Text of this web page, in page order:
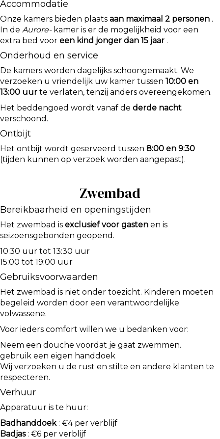
Accommodatie
Onze kamers bieden plaats aan maximaal 2 personen .
In de Aurore-kamer is er de mogelijkheid voor een
extra bed voor een kind jonger dan 15 jaar .
Onderhoud en service
De kamers worden dagelijks schoongemaakt. We
verzoeken u vriendelijk uw kamer tussen 10:00 en
13:00 uur te verlaten, tenzij anders overeengekomen.
Het beddengoed wordt vanaf de derde nacht
verschoond.
Ontbijt
Het ontbijt wordt geserveerd tussen 8:00 en 9:30
(tijden kunnen op verzoek worden aangepast).
Zwembad
Bereikbaarheid en openingstijden
Het zwembad is exclusief voor gasten en is
seizoensgebonden geopend.
10:30 uur tot 13:30 uur
15:00 tot 19:00 uur
Gebruiksvoorwaarden
Het zwembad is niet onder toezicht. Kinderen moeten
begeleid worden door een verantwoordelijke
volwassene.
Voor ieders comfort willen we u bedanken voor:
Neem een douche voordat je gaat zwemmen.
gebruik een eigen handdoek
Wij verzoeken u de rust en stilte en andere klanten te
respecteren.
Verhuur
Apparatuur is te huur:
Badhanddoek: €4 per verblijf
Badjas: €6 per verblijf